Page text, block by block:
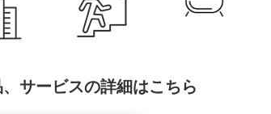
サービスの詳細はこちら